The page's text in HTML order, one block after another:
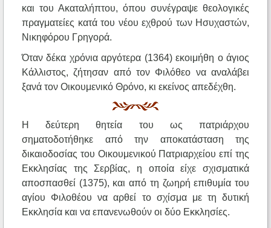
και του Ακαταλήπτου, όπου συνέγραψε θεολογικές
πραγματείες κατά του νέου εχθρού των Ησυχαστών,
Νικηφόρου Γρηγορά.
Όταν δέκα χρόνια αργότερα (1364) εκοιμήθη ο άγιος
Κάλλιστος, ζήτησαν από τον Φιλόθεο να αναλάβει
ξανά τον Οικουμενικό Θρόνο, κι εκείνος απεδέχθη.
Η δεύτερη θητεία του ως πατριάρχου
σηματοδοτήθηκε από την αποκατάσταση της
δικαιοδοσίας του Οικουμενικού Πατριαρχείου επί της
Εκκλησίας της Σερβίας, η οποία είχε σχισματικά
αποσπασθεί (1375), και από τη ζωηρή επιθυμία του
αγίου Φιλοθέου να αρθεί το σχίσμα με τη δυτική
Εκκλησία και να επανενωθούν οι δύο Εκκλησίες.